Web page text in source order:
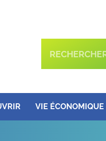
VIE ÉCONOMIQUE